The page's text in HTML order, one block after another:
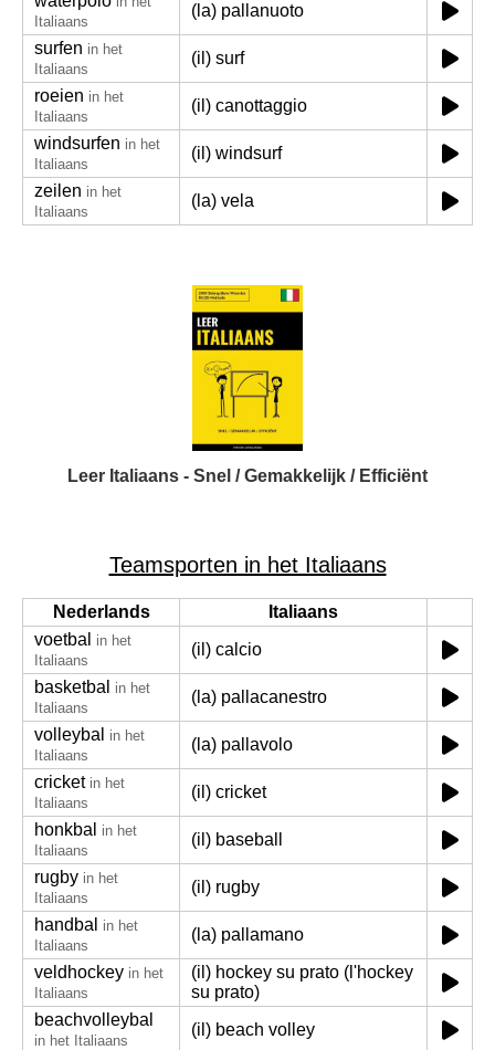
Italiaans
(la) pallanuoto
surfen in het
Italiaans
(il) surf
roeien in het
Italiaans
(il) canottaggio
windsurfen in het
Italiaans
(il) windsurf
zeilen in het
Italiaans
(la) vela
Leer Italiaans - Snel / Gemakkelijk / Efficiënt
Teamsporten in het Italiaans
Nederlands
Italiaans
voetbal
in het
Italiaans
(il) calcio
basketbal
in het
Italiaans
(la) pallacanestro
volleybal
in het
Italiaans
(la) pallavolo
cricket in het
Italiaans
(il) cricket
honkbal
in het
Italiaans
(il) baseball
rugby in het
Italiaans
(il) rugby
handbal
in het
Italiaans
(la) pallamano
veldhockey in het
Italiaans
(il) hockey su prato (l'hockey
su prato)
beachvolleybal
in het Italiaans
(il) beach volley